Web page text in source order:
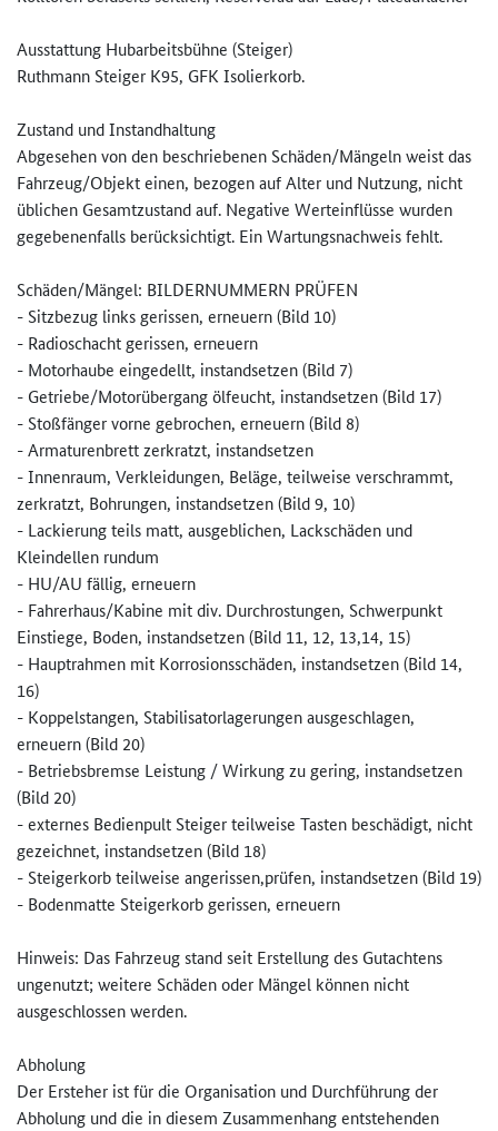
Ausstattung Hubarbeitsbühne (Steiger)
Ruthmann Steiger K95, GFK Isolierkorb.
Zustand und Instandhaltung
Abgesehen von den beschriebenen Schäden/Mängeln weist das
Fahrzeug/Objekt einen, bezogen auf Alter und Nutzung, nicht
üblichen Gesamtzustand auf. Negative Werteinflüsse wurden
gegebenenfalls berücksichtigt. Ein Wartungsnachweis fehlt.
Schäden/Mängel: BILDERNUMMERN PRÜFEN
- Sitzbezug links gerissen, erneuern (Bild 10)
- Radioschacht gerissen, erneuern
- Motorhaube eingedellt, instandsetzen (Bild 7)
- Getriebe/Motorübergang ölfeucht, instandsetzen (Bild 17)
- Stoßfänger vorne gebrochen, erneuern (Bild 8)
- Armaturenbrett zerkratzt, instandsetzen
- Innenraum, Verkleidungen, Beläge, teilweise verschrammt,
zerkratzt, Bohrungen, instandsetzen (Bild 9, 10)
- Lackierung teils matt, ausgeblichen, Lackschäden und
Kleindellen rundum
- HU/AU fällig, erneuern
- Fahrerhaus/Kabine mit div. Durchrostungen, Schwerpunkt
Einstiege, Boden, instandsetzen (Bild 11, 12, 13,14, 15)
- Hauptrahmen mit Korrosionsschäden, instandsetzen (Bild 14,
16)
- Koppelstangen, Stabilisatorlagerungen ausgeschlagen,
erneuern (Bild 20)
- Betriebsbremse Leistung / Wirkung zu gering, instandsetzen
(Bild 20)
- externes Bedienpult Steiger teilweise Tasten beschädigt, nicht
gezeichnet, instandsetzen (Bild 18)
- Steigerkorb teilweise angerissen,prüfen, instandsetzen (Bild 19)
- Bodenmatte Steigerkorb gerissen, erneuern
Hinweis: Das Fahrzeug stand seit Erstellung des Gutachtens
ungenutzt; weitere Schäden oder Mängel können nicht
ausgeschlossen werden.
Abholung
Der Ersteher ist für die Organisation und Durchführung der
Abholung und die in diesem Zusammenhang entstehenden